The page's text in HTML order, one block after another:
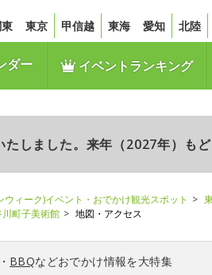
東京 甲信越 東海 愛知 北陸
ダー イベントランキング
しました。来年（2027年）もど
ィーク)イベント・おでかけ観光スポット
川町子美術館 地図・アクセス
・ BBQなどおでかけ情報を大特集